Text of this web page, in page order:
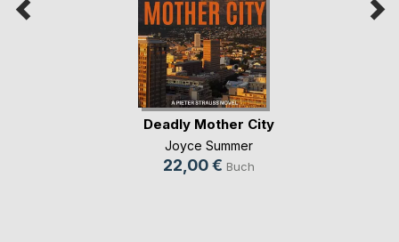
Deadly Mother City
Joyce Summer
22,00 € Buch